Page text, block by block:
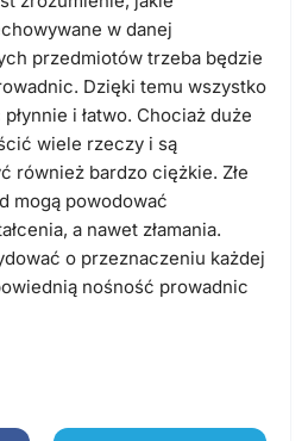
w danej
przedmiotów trzeba będzie
Dzięki temu wszystko
i łatwo. Chociaż duże
wiele rzeczy i są
również bardzo ciężkie. Złe
mogą powodować
a nawet złamania.
o przeznaczeniu każdej
nośność prowadnic